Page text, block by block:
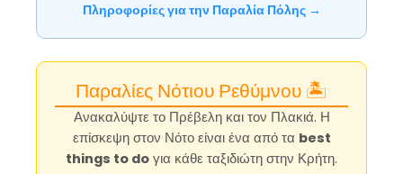
Πληροφορίες για την Παραλία Πόλης →
Παραλίες Νότιου Ρεθύμνου 🏝️
Ανακαλύψτε το Πρέβελη και τον Πλακιά. Η
επίσκεψη στον Νότο είναι ένα από τα best
things to do για κάθε ταξιδιώτη στην Κρήτη.